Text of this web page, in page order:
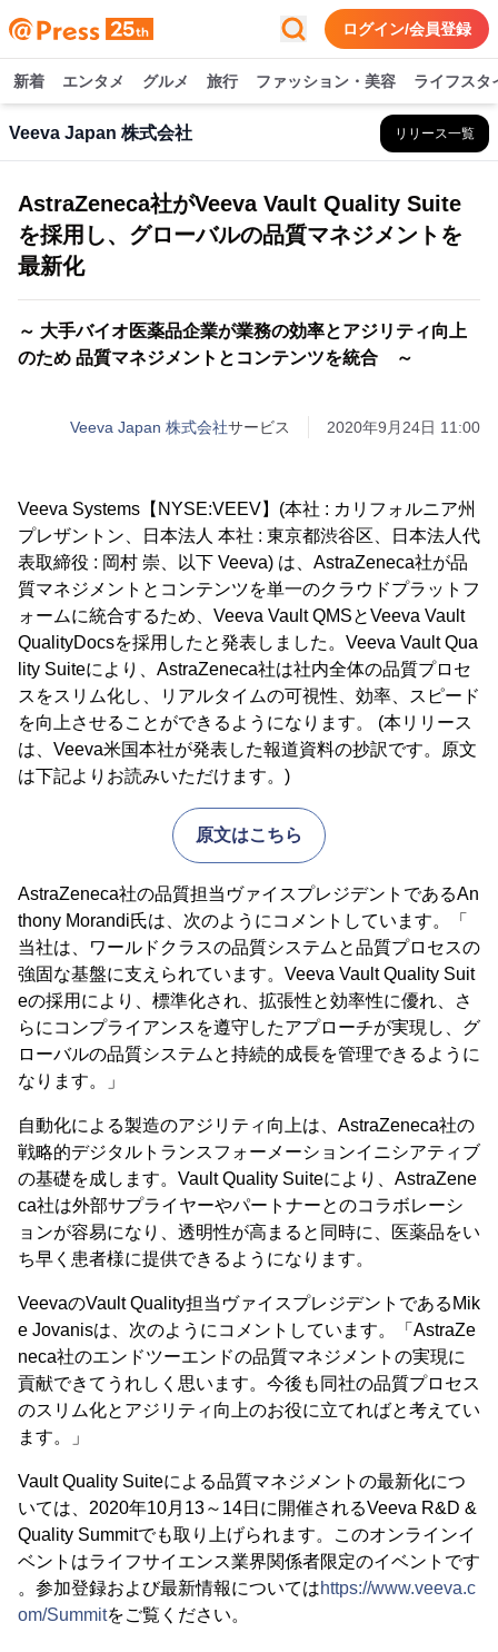
ログイン/会員登録
新着 エンタメ グルメ 旅行 ファッション・美容 ライフスタ
Veeva Japan 株式会社 リリース一覧
AstraZeneca社がVeeva Vault Quality Suite
を採用し、グローバルの品質マネジメントを
最新化
～ 大手バイオ医薬品企業が業務の効率とアジリティ向上
のため 品質マネジメントとコンテンツを統合 ～
Veeva Japan 株式会社サービス 2020年9月24日 11:00
Veeva Systems【NYSE:VEEV】(本社 : カリフォルニア州
プレザントン、日本法人 本社 : 東京都渋谷区、日本法人代
表取締役 : 岡村 崇、以下 Veeva) は、AstraZeneca社が品
質マネジメントとコンテンツを単一のクラウドプラットフ
ォームに統合するため、Veeva Vault QMSとVeeva Vault
QualityDocsを採用したと発表しました。Veeva Vault Qua
lity Suiteにより、AstraZeneca社は社内全体の品質プロセ
スをスリム化し、リアルタイムの可視性、効率、スピード
を向上させることができるようになります。 (本リリース
は、Veeva米国本社が発表した報道資料の抄訳です。原文
は下記よりお読みいただけます。)
原文はこちら
AstraZeneca社の品質担当ヴァイスプレジデントであるAn
thony Morandi氏は、次のようにコメントしています。「
当社は、ワールドクラスの品質システムと品質プロセスの
強固な基盤に支えられています。Veeva Vault Quality Suit
eの採用により、標準化され、拡張性と効率性に優れ、さ
らにコンプライアンスを遵守したアプローチが実現し、グ
ローバルの品質システムと持続的成長を管理できるように
なります。」
自動化による製造のアジリティ向上は、AstraZeneca社の
戦略的デジタルトランスフォーメーションイニシアティブ
の基礎を成します。Vault Quality Suiteにより、AstraZene
ca社は外部サプライヤーやパートナーとのコラボレーシ
ョンが容易になり、透明性が高まると同時に、医薬品をい
ち早く患者様に提供できるようになります。
VeevaのVault Quality担当ヴァイスプレジデントであるMik
e Jovanisは、次のようにコメントしています。「AstraZe
neca社のエンドツーエンドの品質マネジメントの実現に
貢献できてうれしく思います。今後も同社の品質プロセス
のスリム化とアジリティ向上のお役に立てればと考えてい
ます。」
Vault Quality Suiteによる品質マネジメントの最新化につ
いては、2020年10月13～14日に開催されるVeeva R&D &
Quality Summitでも取り上げられます。このオンラインイ
ベントはライフサイエンス業界関係者限定のイベントです
。参加登録および最新情報についてはhttps://www.veeva.c
om/Summitをご覧ください。